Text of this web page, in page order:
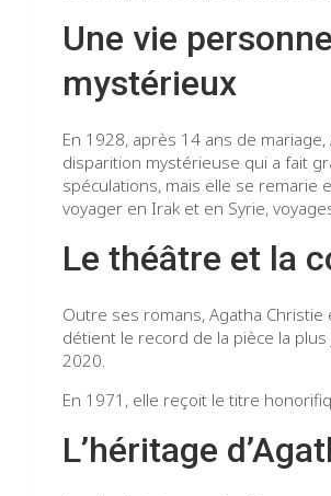
Une vie
mystérieux
En 1928, après 14 ans de
disparition mystérieuse qui a fait
spéculations, mais elle se remarie
voyager en Irak et en Syrie,
Le théâtre et la
Outre ses romans, Agatha
détient le record de la pièce la
2020.
En 1971, elle reçoit le titre
L’héritage